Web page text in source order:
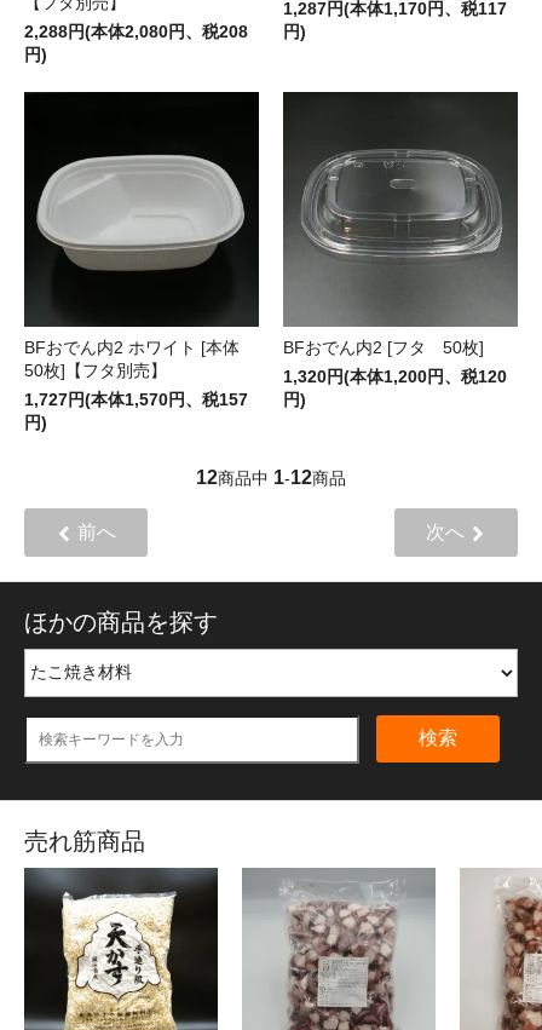
2,288円(本体2,080円、税208
円)
1,287円(本体1,170円、税117
円)
BFおでん内2 ホワイト [本体
50枚]【フタ別売】
1,727円(本体1,570円、税157
円)
BFおでん内2 [フタ 50枚]
1,320円(本体1,200円、税120
円)
12商品中 1-12商品
前へ 次へ
ほかの商品を探す
検索
売れ筋商品